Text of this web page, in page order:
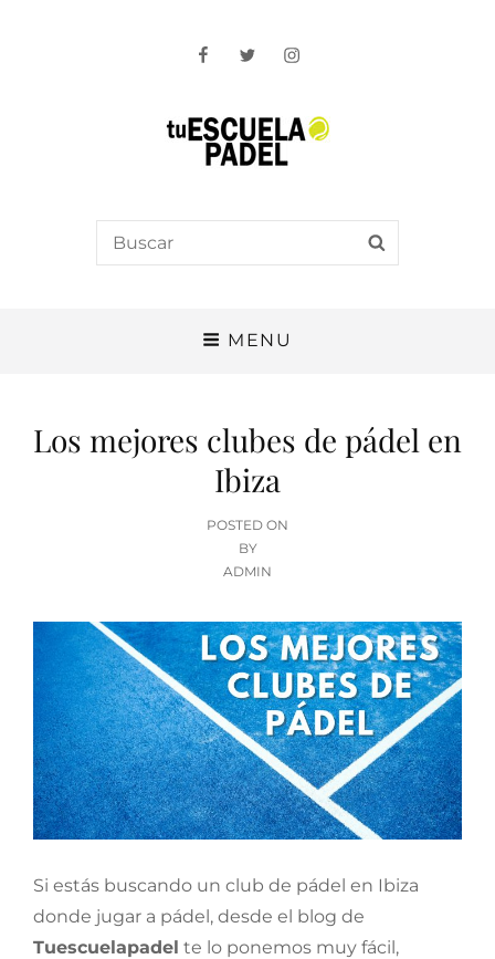
FacebookTwitterInstagram
Tu Escuela Padel
Search
for:
MENU
Los mejores clubes de pádel en
Ibiza
POSTED ON
BY
ADMIN
Si estás buscando un club de pádel en Ibiza
donde jugar a pádel, desde el blog de
Tuescuelapadel te lo ponemos muy fácil,